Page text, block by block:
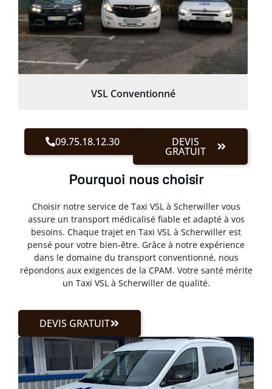
VSL Conventionné
09.75.18.12.30 DEVIS
GRATUIT
Pourquoi nous choisir
Choisir notre service de Taxi VSL à Scherwiller vous
assure un transport médicalisé fiable et adapté à vos
besoins. Chaque trajet en Taxi VSL à Scherwiller est
pensé pour votre bien-être. Grâce à notre expérience
dans le domaine du transport conventionné, nous
répondons aux exigences de la CPAM. Votre santé mérite
un Taxi VSL à Scherwiller de qualité.
DEVIS GRATUIT